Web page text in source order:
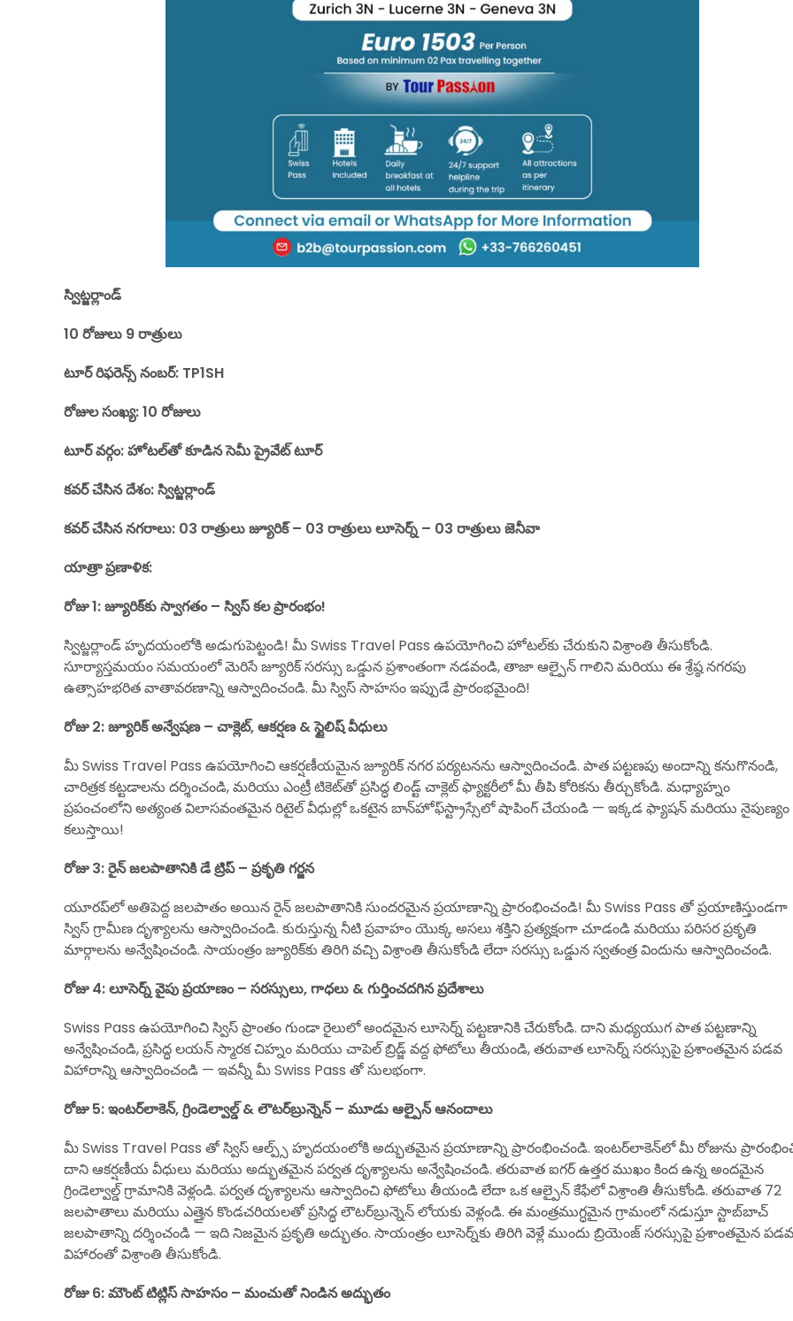
స్విట్జర్లాండ్
10 రోజులు 9 రాత్రులు
టూర్ రిఫరెన్స్ నంబర్: TP1SH
రోజుల సంఖ్య: 10 రోజులు
టూర్ వర్గం: హోటల్‌తో కూడిన సెమీ ప్రైవేట్ టూర్
కవర్ చేసిన దేశం: స్విట్జర్లాండ్
కవర్ చేసిన నగరాలు: 03 రాత్రులు జ్యూరిక్ – 03 రాత్రులు లూసెర్న్ – 03 రాత్రులు జెనీవా
యాత్రా ప్రణాళిక:
రోజు 1: జ్యూరిక్‌కు స్వాగతం – స్విస్ కల ప్రారంభం!
స్విట్జర్లాండ్ హృదయంలోకి అడుగుపెట్టండి! మీ Swiss Travel Pass ఉపయోగించి హోటల్‌కు చేరుకుని విశ్రాంతి తీసుకోండి.
సూర్యాస్తమయం సమయంలో మెరిసే జ్యూరిక్ సరస్సు ఒడ్డున ప్రశాంతంగా నడవండి, తాజా ఆల్పైన్ గాలిని మరియు ఈ శ్రేష్ఠ నగరపు
ఉత్సాహభరిత వాతావరణాన్ని ఆస్వాదించండి. మీ స్విస్ సాహసం ఇప్పుడే ప్రారంభమైంది!
రోజు 2: జ్యూరిక్ అన్వేషణ – చాక్లెట్, ఆకర్షణ & స్టైలిష్ వీధులు
మీ Swiss Travel Pass ఉపయోగించి ఆకర్షణీయమైన జ్యూరిక్ నగర పర్యటనను ఆస్వాదించండి. పాత పట్టణపు అందాన్ని కనుగొనండి,
చారిత్రక కట్టడాలను దర్శించండి, మరియు ఎంట్రీ టికెట్‌తో ప్రసిద్ధ లిండ్ట్ చాక్లెట్ ఫ్యాక్టరీలో మీ తీపి కోరికను తీర్చుకోండి. మధ్యాహ్నం
ప్రపంచంలోని అత్యంత విలాసవంతమైన రిటైల్ వీధుల్లో ఒకటైన బాన్‌హోఫ్‌స్ట్రాస్సేలో షాపింగ్ చేయండి — ఇక్కడ ఫ్యాషన్ మరియు నైపుణ్యం
కలుస్తాయి!
రోజు 3: రైన్ జలపాతానికి డే ట్రిప్ – ప్రకృతి గర్జన
యూరప్‌లో అతిపెద్ద జలపాతం అయిన రైన్ జలపాతానికి సుందరమైన ప్రయాణాన్ని ప్రారంభించండి! మీ Swiss Pass తో ప్రయాణిస్తుండగా
స్విస్ గ్రామీణ దృశ్యాలను ఆస్వాదించండి. కురుస్తున్న నీటి ప్రవాహం యొక్క అసలు శక్తిని ప్రత్యక్షంగా చూడండి మరియు పరిసర ప్రకృతి
మార్గాలను అన్వేషించండి. సాయంత్రం జ్యూరిక్‌కు తిరిగి వచ్చి విశ్రాంతి తీసుకోండి లేదా సరస్సు ఒడ్డున స్వతంత్ర విందును ఆస్వాదించండి.
రోజు 4: లూసెర్న్ వైపు ప్రయాణం – సరస్సులు, గాధలు & గుర్తించదగిన ప్రదేశాలు
Swiss Pass ఉపయోగించి స్విస్ ప్రాంతం గుండా రైలులో అందమైన లూసెర్న్ పట్టణానికి చేరుకోండి. దాని మధ్యయుగ పాత పట్టణాన్ని
అన్వేషించండి, ప్రసిద్ధ లయన్ స్మారక చిహ్నం మరియు చాపెల్ బ్రిడ్జ్ వద్ద ఫోటోలు తీయండి, తరువాత లూసెర్న్ సరస్సుపై ప్రశాంతమైన పడవ
విహారాన్ని ఆస్వాదించండి — ఇవన్నీ మీ Swiss Pass తో సులభంగా.
రోజు 5: ఇంటర్‌లాకెన్, గ్రిండెల్వాల్డ్ & లౌటర్‌బ్రున్నెన్ – మూడు ఆల్పైన్ ఆనందాలు
మీ Swiss Travel Pass తో స్విస్ ఆల్ప్స్ హృదయంలోకి అద్భుతమైన ప్రయాణాన్ని ప్రారంభించండి. ఇంటర్‌లాకెన్‌లో మీ రోజును
దాని ఆకర్షణీయ వీధులు మరియు అద్భుతమైన పర్వత దృశ్యాలను అన్వేషించండి. తరువాత ఐగర్ ఉత్తర ముఖం కింద ఉన్న అందమైన
గ్రిండెల్వాల్డ్ గ్రామానికి వెళ్లండి. పర్వత దృశ్యాలను ఆస్వాదించి ఫోటోలు తీయండి లేదా ఒక ఆల్పైన్ కేఫేలో విశ్రాంతి తీసుకోండి. తరువాత 72
జలపాతాలు మరియు ఎత్తైన కొండచరియలతో ప్రసిద్ధ లౌటర్‌బ్రున్నెన్ లోయకు వెళ్లండి. ఈ మంత్రముగ్ధమైన గ్రామంలో నడుస్తూ స్టాబ్‌బాచ్
జలపాతాన్ని దర్శించండి — ఇది నిజమైన ప్రకృతి అద్భుతం. సాయంత్రం లూసెర్న్‌కు తిరిగి వెళ్లే ముందు బ్రియెంజ్ సరస్సుపై ప్రశాంతమైన పడవ
విహారంతో విశ్రాంతి తీసుకోండి.
రోజు 6: మౌంట్ టిట్లిస్ సాహసం – మంచుతో నిండిన అద్భుతం